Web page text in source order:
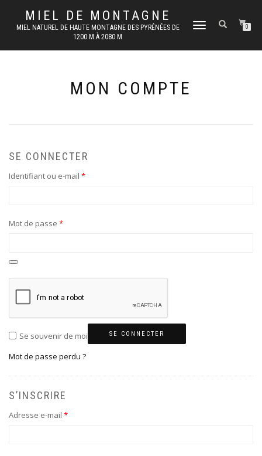
MIEL DE MONTAGNE
MIEL NATUREL DE HAUTE MONTAGNE DES PYRÉNÉES DE
1200 M À 2080 M
DÉPLIER
0
MON COMPTE
SE CONNECTER
Identifiant ou e-mail *Obligatoire
Mot de passe *Obligatoire
Se souvenir de moi SE CONNECTER
Mot de passe perdu ?
S’INSCRIRE
Adresse e-mail *Obligatoire